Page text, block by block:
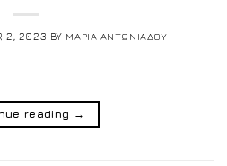
2, 2023 BY ΜΑΡΙΑ ΑΝΤΩΝΙΑΔΟΥ
reading →